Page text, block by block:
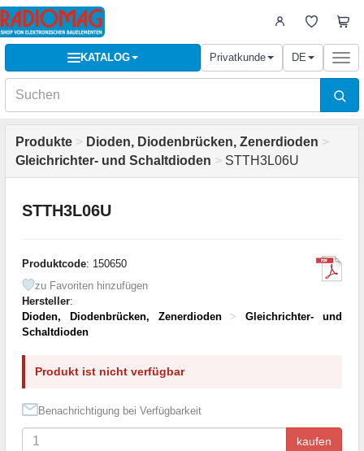
KATALOG Privatkunde DE
Produkte > Dioden, Diodenbrücken, Zenerdioden >
Gleichrichter- und Schaltdioden > STTH3L06U
STTH3L06U
Produktcode: 150650
zu Favoriten hinzufügen
Hersteller:
Dioden, Diodenbrücken, Zenerdioden
>
Gleichrichter- und
Schaltdioden
Produkt ist nicht verfügbar
Benachrichtigung bei Verfügbarkeit
kaufen